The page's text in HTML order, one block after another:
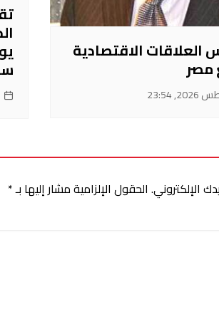
الاقتصادية
مصر
الإلكتروني. الحقول الإلزامية مشار إليها بـ*